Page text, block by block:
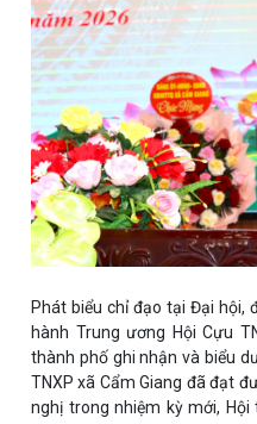
Phát biểu chỉ đạo tại Đại hội,
hành Trung ương Hội Cựu
thành phố ghi nhận và biểu
TNXP xã Cẩm Giang đã đạt
nghị trong nhiệm kỳ mới,